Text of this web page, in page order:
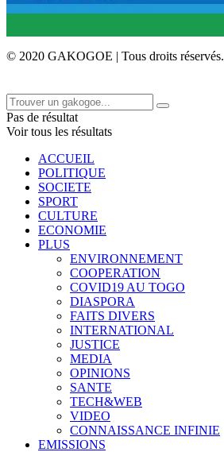
© 2020 GAKOGOE | Tous droits réservés.
Pas de résultat
Voir tous les résultats
ACCUEIL
POLITIQUE
SOCIETE
SPORT
CULTURE
ECONOMIE
PLUS
ENVIRONNEMENT
COOPERATION
COVID19 AU TOGO
DIASPORA
FAITS DIVERS
INTERNATIONAL
JUSTICE
MEDIA
OPINIONS
SANTE
TECH&WEB
VIDEO
CONNAISSANCE INFINIE
EMISSIONS